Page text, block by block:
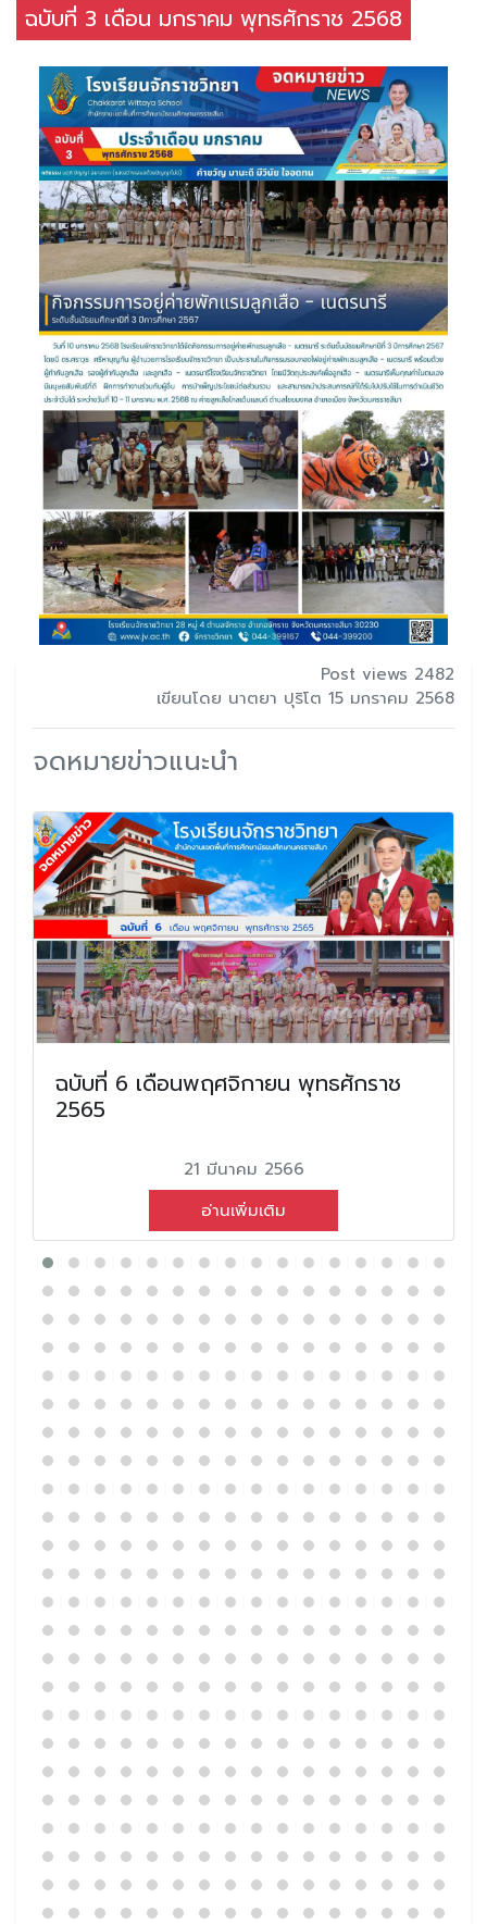
ฉบับที่ 3 เดือน มกราคม พุทธศักราช 2568
Post views 2482
เขียนโดย นาตยา ปุริโต 15 มกราคม 2568
จดหมายข่าวแนะนำ
ฉบับที่ 6 เดือนพฤศจิกายน พุทธศักราช
2565
21 มีนาคม 2566
อ่านเพิ่มเติม